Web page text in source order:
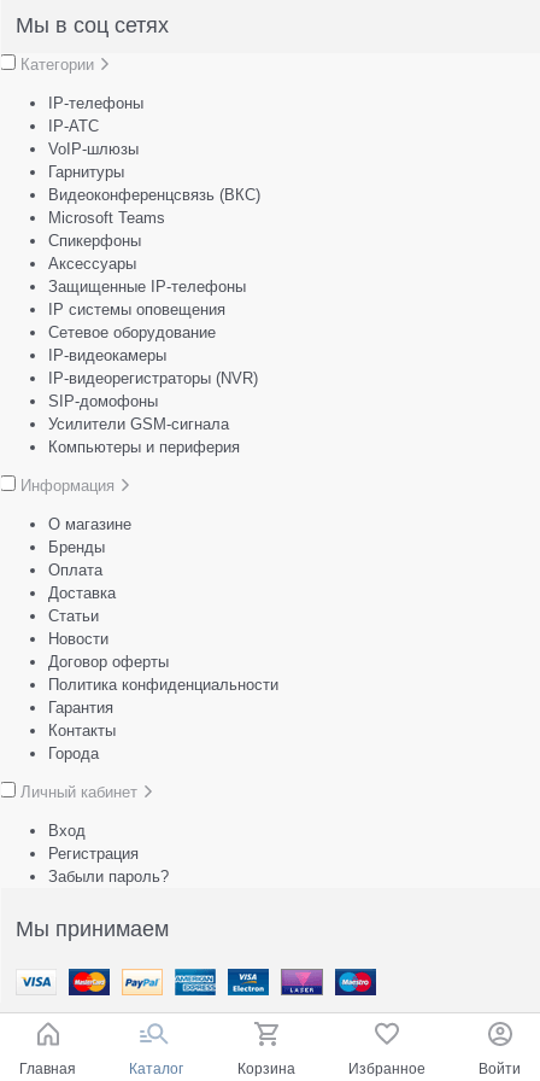
Мы в соц сетях
Категории
IP-телефоны
IP-АТС
VoIP-шлюзы
Гарнитуры
Видеоконференцсвязь (ВКС)
Microsoft Teams
Спикерфоны
Аксессуары
Защищенные IP-телефоны
IP системы оповещения
Сетевое оборудование
IP-видеокамеры
IP-видеорегистраторы (NVR)
SIP-домофоны
Усилители GSM-сигнала
Компьютеры и периферия
Информация
О магазине
Бренды
Оплата
Доставка
Статьи
Новости
Договор оферты
Политика конфиденциальности
Гарантия
Контакты
Города
Личный кабинет
Вход
Регистрация
Забыли пароль?
Мы принимаем
Главная Каталог Корзина Избранное Войти